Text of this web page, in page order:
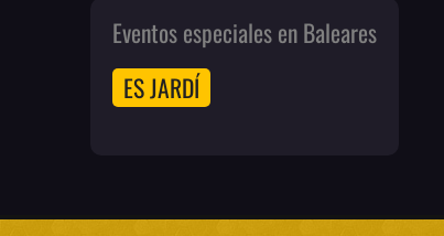
Eventos especiales en Baleares
ES JARDÍ